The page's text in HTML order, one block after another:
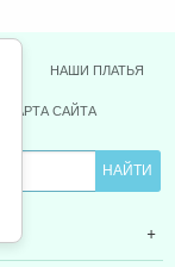
НАШИ ПЛАТЬЯ
КАРТА САЙТА